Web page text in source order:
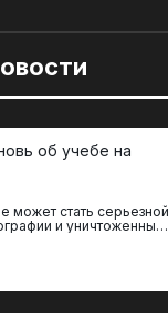
об учебе на
может стать серьезной
и уничтоженных